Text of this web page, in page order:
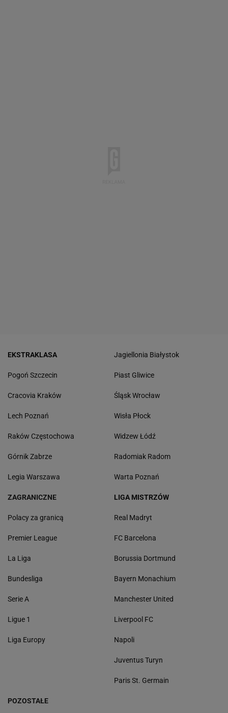
EKSTRAKLASA
Pogoń Szczecin
Cracovia Kraków
Lech Poznań
Raków Częstochowa
Górnik Zabrze
Legia Warszawa
Jagiellonia Białystok
Piast Gliwice
Śląsk Wrocław
Wisła Płock
Widzew Łódź
Radomiak Radom
Warta Poznań
ZAGRANICZNE
Polacy za granicą
Premier League
La Liga
Bundesliga
Serie A
Ligue 1
Liga Europy
LIGA MISTRZÓW
Real Madryt
FC Barcelona
Borussia Dortmund
Bayern Monachium
Manchester United
Liverpool FC
Napoli
Juventus Turyn
Paris St. Germain
POZOSTAŁE